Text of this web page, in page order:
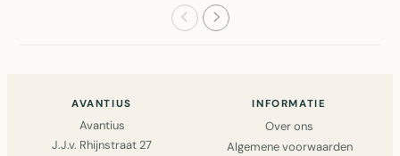
AVANTIUS
Avantius
J.J.v. Rhijnstraat 27
INFORMATIE
Over ons
Algemene voorwaarden